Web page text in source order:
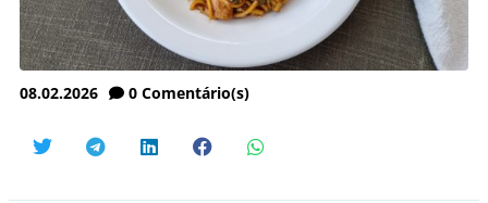
08.02.2026 0 Comentário(s)